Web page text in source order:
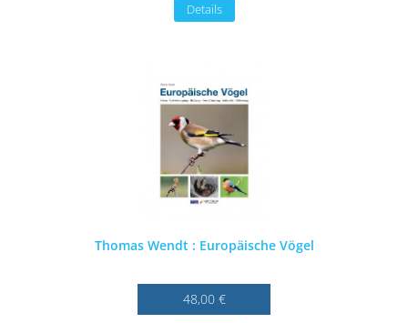
Details
Thomas Wendt : Europäische Vögel
48,00 €